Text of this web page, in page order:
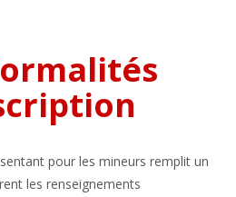
pour les mineurs remplit un
les renseignements